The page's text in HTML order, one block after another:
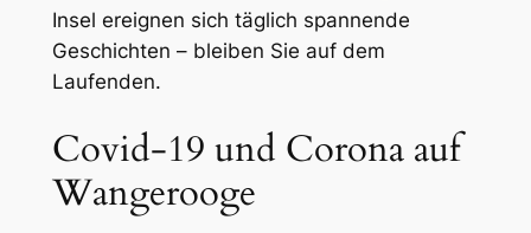
Insel ereignen sich täglich spannende
Geschichten – bleiben Sie auf dem
Laufenden.
Covid-19 und Corona auf
Wangerooge